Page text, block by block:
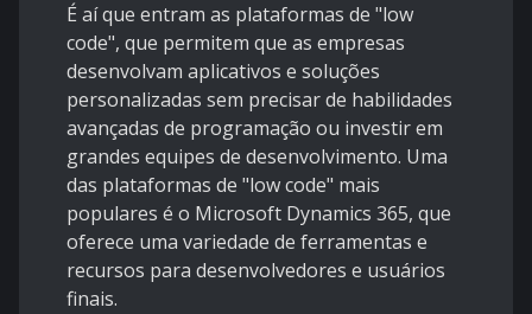
É aí que entram as plataformas de "low
code", que permitem que as empresas
desenvolvam aplicativos e soluções
personalizadas sem precisar de habilidades
avançadas de programação ou investir em
grandes equipes de desenvolvimento. Uma
das plataformas de "low code" mais
populares é o Microsoft Dynamics 365, que
oferece uma variedade de ferramentas e
recursos para desenvolvedores e usuários
finais.